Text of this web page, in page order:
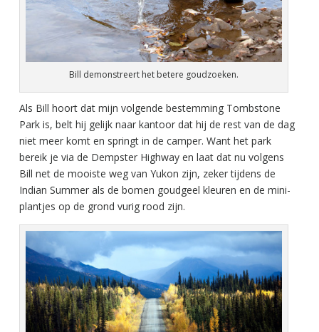
Bill demonstreert het betere goudzoeken.
Als Bill hoort dat mijn volgende bestemming Tombstone
Park is, belt hij gelijk naar kantoor dat hij de rest van de dag
niet meer komt en springt in de camper. Want het park
bereik je via de Dempster Highway en laat dat nu volgens
Bill net de mooiste weg van Yukon zijn, zeker tijdens de
Indian Summer als de bomen goudgeel kleuren en de mini-
plantjes op de grond vurig rood zijn.